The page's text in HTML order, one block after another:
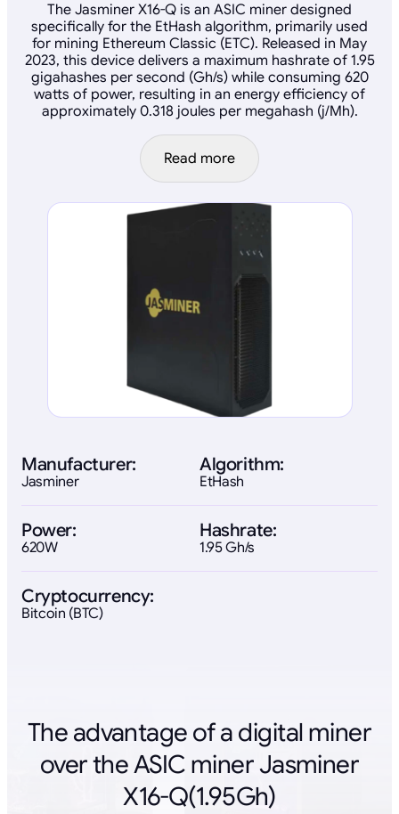
The Jasminer X16-Q is an ASIC miner designed
specifically for the EtHash algorithm, primarily used
for mining Ethereum Classic (ETC). Released in May
2023, this device delivers a maximum hashrate of 1.95
gigahashes per second (Gh/s) while consuming 620
watts of power, resulting in an energy efficiency of
approximately 0.318 joules per megahash (j/Mh).
Read more
Manufacturer:
Jasminer
Algorithm:
EtHash
Power:
620W
Hashrate:
1.95 Gh/s
Cryptocurrency:
Bitcoin (BTC)
The advantage of a digital miner
over the ASIC miner Jasminer
X16-Q(1.95Gh)